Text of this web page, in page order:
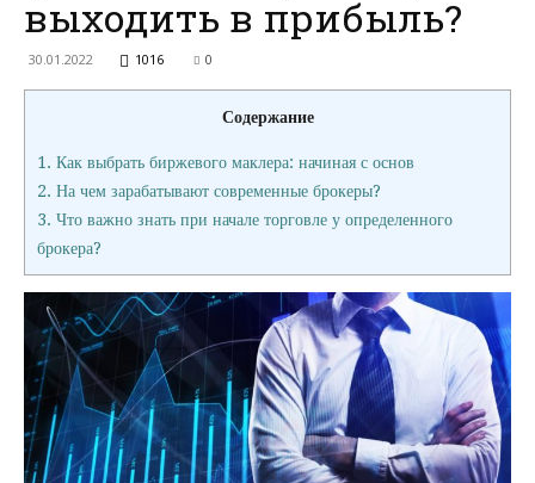
выходить в прибыль?
30.01.2022 1016 0
Содержание
1. Как выбрать биржевого маклера: начиная с основ
2. На чем зарабатывают современные брокеры?
3. Что важно знать при начале торговле у определенного
брокера?